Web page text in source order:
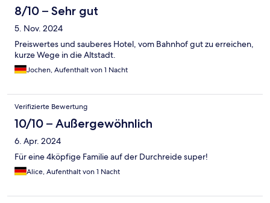
8/10 – Sehr gut
5. Nov. 2024
Preiswertes und sauberes Hotel, vom Bahnhof gut zu erreichen,
kurze Wege in die Altstadt.
Jochen, Aufenthalt von 1 Nacht
Verifizierte Bewertung
10/10 – Außergewöhnlich
6. Apr. 2024
Für eine 4köpfige Familie auf der Durchreide super!
Alice, Aufenthalt von 1 Nacht